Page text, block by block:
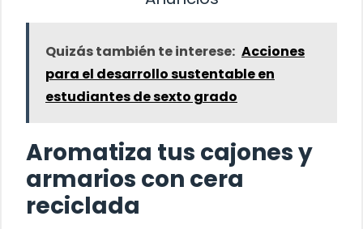
Quizás también te interese: Acciones
para el desarrollo sustentable en
estudiantes de sexto grado
Aromatiza tus cajones y
armarios con cera
reciclada